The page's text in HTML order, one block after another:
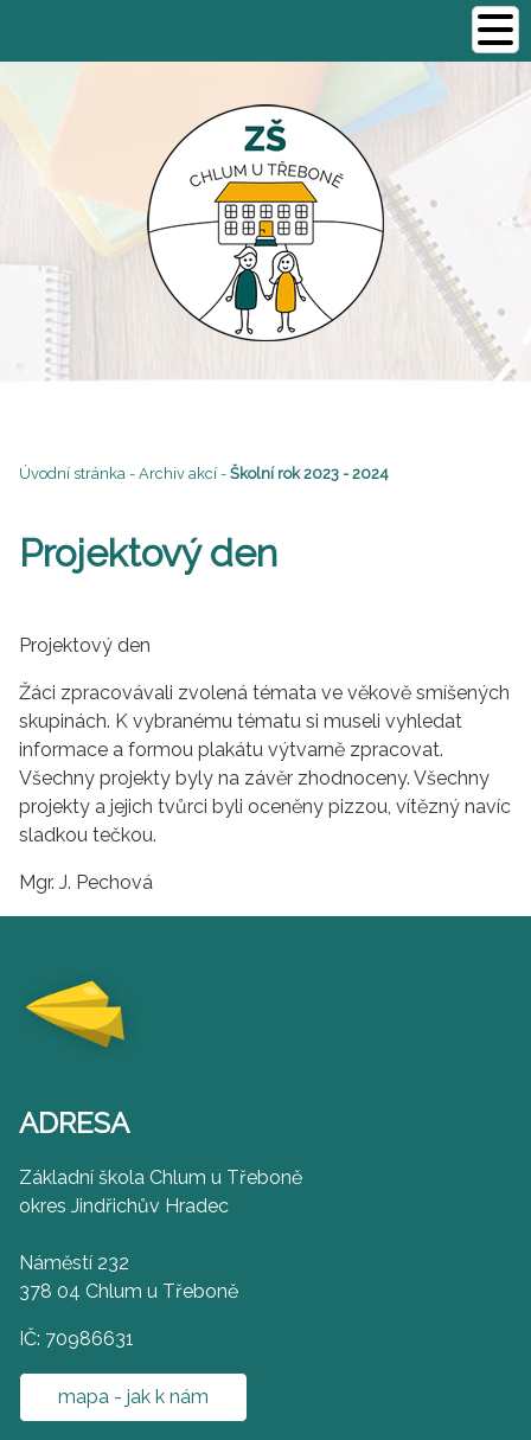
Úvodní stránka - Archiv akcí - Školní rok 2023 - 2024
Projektový den
Projektový den
Žáci zpracovávali zvolená témata ve věkově smíšených
skupinách. K vybranému tématu si museli vyhledat
informace a formou plakátu výtvarně zpracovat.
Všechny projekty byly na závěr zhodnoceny. Všechny
projekty a jejich tvůrci byli oceněny pizzou, vítězný navíc
sladkou tečkou.
Mgr. J. Pechová
ADRESA
Základní škola Chlum u Třeboně
okres Jindřichův Hradec
Náměstí 232
378 04 Chlum u Třeboně
IČ: 70986631
mapa - jak k nám